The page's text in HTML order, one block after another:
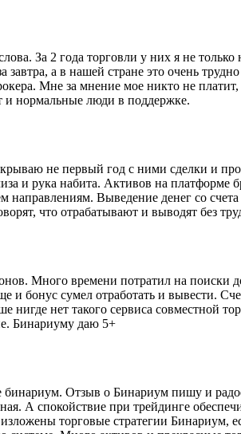
За 2 года торговли у них я не
а в нашей стране это очень
Мне за мнение мое никто не
и нормальные люди в поддержке.
не первый год с ними сделки и
и рука набита. Активов на платформе
направлениям. Выведение денег со
что отрабатывают и выводят без
Много времени потратил на поиски
и бонус сумел отработать и вывести.
нигде нет такого сервиса совместной
Бинариуму даю 5+
Отзыв о Бинариум пишу и
А спокойствие при трейдинге
торговые стратегии Бинариум,